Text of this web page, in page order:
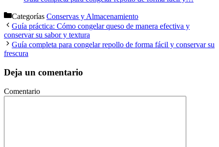
Categorías Conservas y Almacenamiento
Guía práctica: Cómo congelar queso de manera efectiva y
conservar su sabor y textura
Guía completa para congelar repollo de forma fácil y conservar su
frescura
Deja un comentario
Comentario